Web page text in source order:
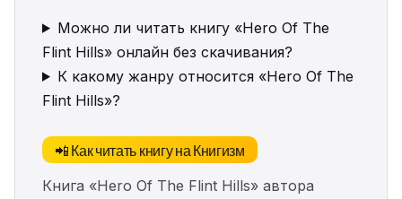
Можно ли читать книгу «Hero Of The
Flint Hills» онлайн без скачивания?
К какому жанру относится «Hero Of The
Flint Hills»?
📲 Как читать книгу на Книгизм
Книга «Hero Of The Flint Hills» автора